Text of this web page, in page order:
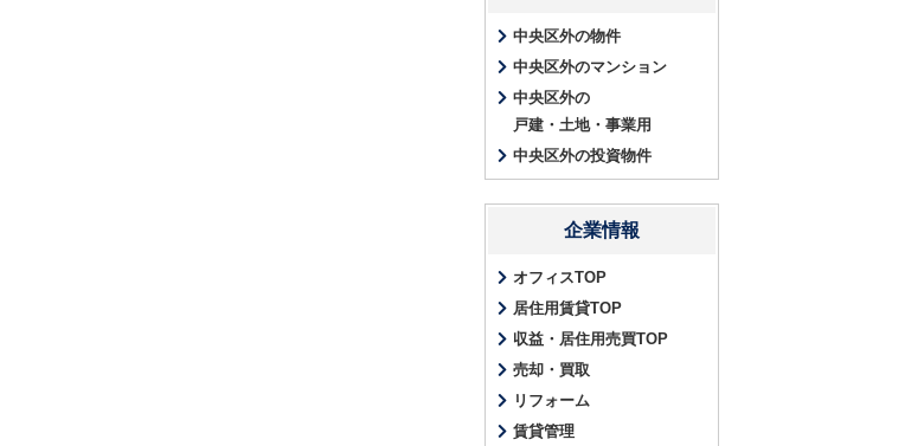
中央区外の物件
中央区外のマンション
中央区外の
戸建・土地・事業用
中央区外の投資物件
企業情報
オフィスTOP
居住用賃貸TOP
収益・居住用売買TOP
売却・買取
リフォーム
賃貸管理